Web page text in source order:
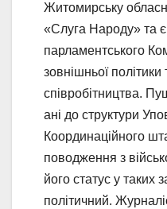
Житомирську
«Слуга Народу» та
парламентського
зовнішньої
співробітництва.
ані до структури
Координаційного
поводження з
його статус у таких
політичний.